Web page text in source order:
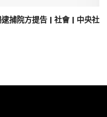
捕院方提告 | 社會 | 中央社